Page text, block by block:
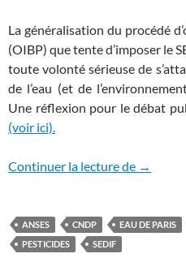
La généralisation du procédé
(OIBP) que tente d’imposer le
toute volonté sérieuse de
de l’eau (et de
Une réflexion pour le débat
(voir ici).
Continuer la lecture de Un
→
ANSES CNDP EAU DE PARIS
PESTICIDES
SEDIF